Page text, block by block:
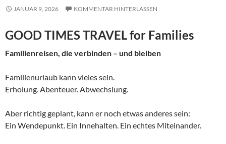
JANUAR 9, 2026 KOMMENTAR HINTERLASSEN
GOOD TIMES TRAVEL for Families
Familienreisen, die verbinden – und bleiben
Familienurlaub kann vieles sein.
Erholung. Abenteuer. Abwechslung.
Aber richtig geplant, kann er noch etwas anderes sein:
Ein Wendepunkt. Ein Innehalten. Ein echtes Miteinander.